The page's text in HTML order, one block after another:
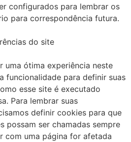
configurados para lembrar os
para correspondência futura.
do site
uma ótima experiência neste
funcionalidade para definir suas
esse site é executado
Para lembrar suas
definir cookies para que
possam ser chamadas sempre
com uma página for afetada